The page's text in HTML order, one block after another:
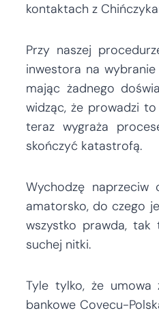
kontaktach z
Przy naszej
inwestora na
mając żadnego
widząc, że prowadzi
teraz wygraża
skończyć katastrofą.
Wychodzę
amatorsko, do czego
wszystko prawda, tak
suchej nitki.
Tyle tylko, że umowa
bankowe Covecu-